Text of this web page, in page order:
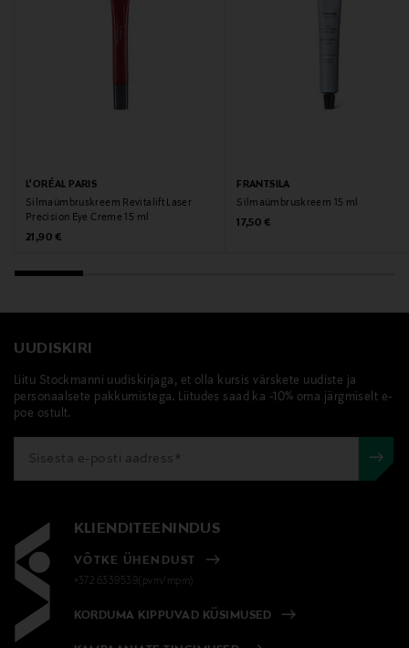
L'ORÉAL PARIS
Silmaümbruskreem Revitalift Laser
Precision Eye Creme 15 ml
Original Price
21,90 €
FRANTSILA
Silmaümbruskreem 15 ml
Original Price
17,50 €
UUDISKIRI
Liitu Stockmanni uudiskirjaga, et olla kursis värskete uudiste ja
personaalsete pakkumistega. Liitudes saad ka -10% oma järgmiselt e-
poe ostult.
KLIENDITEENINDUS
VÕTKE ÜHENDUST
+372 6339539(pvm/mpm)
KORDUMA KIPPUVAD KÜSIMUSED